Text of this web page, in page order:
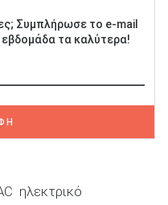
Συμπλήρωσε το e-mail
τα καλύτερα!
ηλεκτρικό